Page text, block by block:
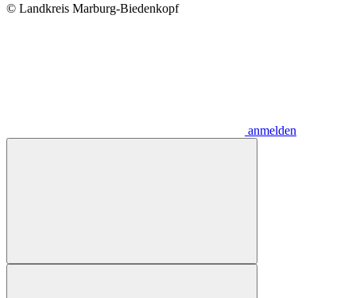
© Landkreis Marburg-Biedenkopf
anmelden